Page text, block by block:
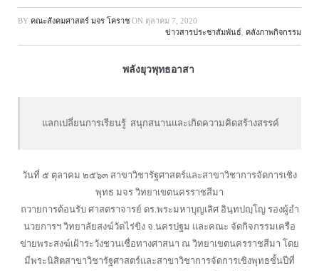
BY คณะสังคมศาสตร์ มจร โคราช ON ตุลาคม 7, 2020
ข่าวสารประชาสัมพันธ์, คลังภาพกิจกรรม
พลังยุวพุทธอาสา
แลกเปลี่ยนการเรียนรู้ สนุกสนานและเกิดความคิดสร้างสรรค์
วันที่ ๕ ตุลาคม ๒๕๖๓ สาขาวิชารัฐศาสตร์และสาขาวิชาการจัดการเชิง
พุทธ มจร วิทยาเขตนครราชสีมา
ถวายการต้อนรับ ศาสตราจารย์ ดร.พระมหาบุญเลิศ อินฺทปญฺโญ รองผู้อำ
นวยการฯ วิทยาลัยสงฆ์วัดไร่ขิง จ.นครปฐม และคณะ จัดกิจกรรมเครือ
ข่ายพระสงฆ์เฝ้าระวังชวนเชื่อทางศาสนา ณ วิทยาเขตนครราชสีมา โดย
มีพระนิสิตสาขาวิชารัฐศาสตร์และสาขาวิชาการจัดการเชิงพุทธชั้นปีที่